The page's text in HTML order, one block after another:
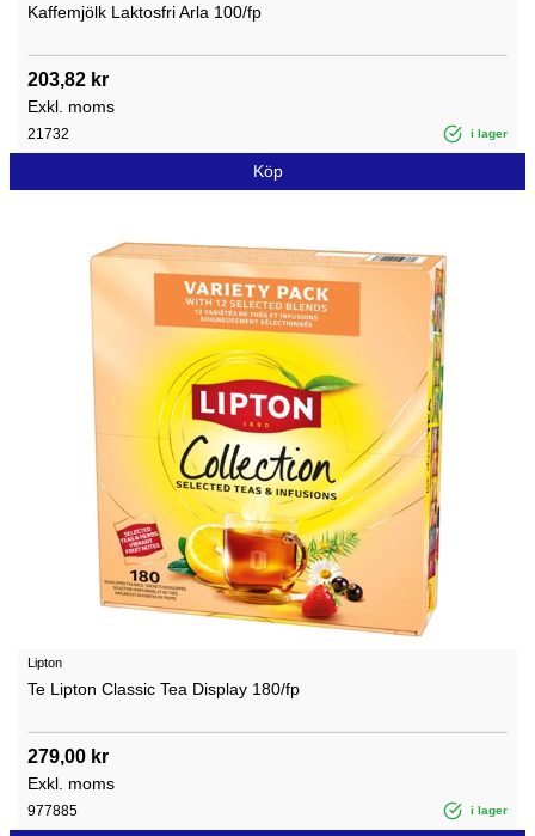
Kaffemjölk Laktosfri Arla 100/fp
203,82 kr
Exkl. moms
21732 i lager
Köp
Lipton
Te Lipton Classic Tea Display 180/fp
279,00 kr
Exkl. moms
977885 i lager